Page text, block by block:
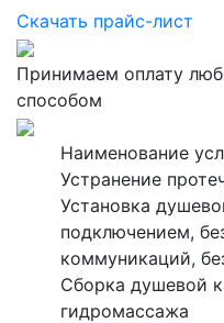
Скачать прайс-лист
Принимаем оплату
способом
Наименование
Устранение
Установка
подключением,
коммуникаций,
Сборка душевой
гидромассажа